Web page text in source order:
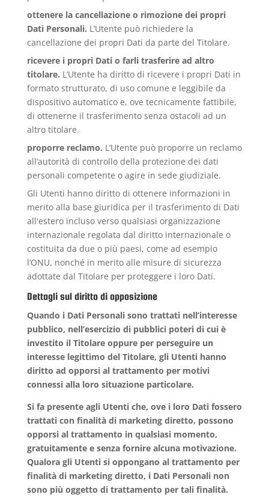
ottenere la cancellazione o rimozione dei propri
Dati Personali. L’Utente può richiedere la
cancellazione dei propri Dati da parte del Titolare.
ricevere i propri Dati o farli trasferire ad altro
titolare. L’Utente ha diritto di ricevere i propri Dati in
formato strutturato, di uso comune e leggibile da
dispositivo automatico e, ove tecnicamente fattibile,
di ottenerne il trasferimento senza ostacoli ad un
altro titolare.
proporre reclamo. L’Utente può proporre un reclamo
all’autorità di controllo della protezione dei dati
personali competente o agire in sede giudiziale.
Gli Utenti hanno diritto di ottenere informazioni in
merito alla base giuridica per il trasferimento di Dati
all'estero incluso verso qualsiasi organizzazione
internazionale regolata dal diritto internazionale o
costituita da due o più paesi, come ad esempio
l’ONU, nonché in merito alle misure di sicurezza
adottate dal Titolare per proteggere i loro Dati.
Dettagli sul diritto di opposizione
Quando i Dati Personali sono trattati nell’interesse
pubblico, nell’esercizio di pubblici poteri di cui è
investito il Titolare oppure per perseguire un
interesse legittimo del Titolare, gli Utenti hanno
diritto ad opporsi al trattamento per motivi
connessi alla loro situazione particolare.
Si fa presente agli Utenti che, ove i loro Dati fossero
trattati con finalità di marketing diretto, possono
opporsi al trattamento in qualsiasi momento,
gratuitamente e senza fornire alcuna motivazione.
Qualora gli Utenti si oppongano al trattamento per
finalità di marketing diretto, i Dati Personali non
sono più oggetto di trattamento per tali finalità.